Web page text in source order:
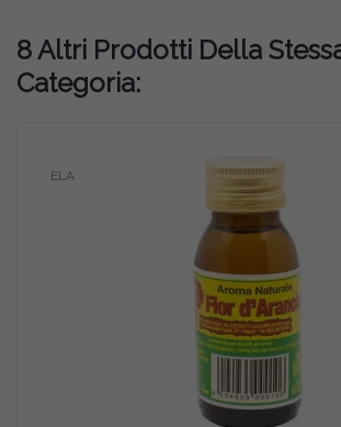
8 Altri Prodotti Della
Categoria:
ELA